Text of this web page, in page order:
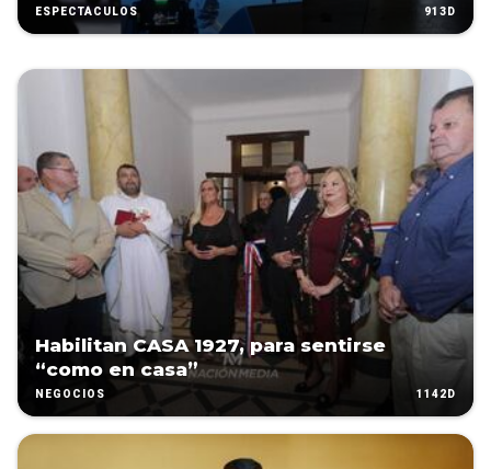
ESPECTÁCULOS 913D
Habilitan CASA 1927, para sentirse
“como en casa”
NEGOCIOS 1142D